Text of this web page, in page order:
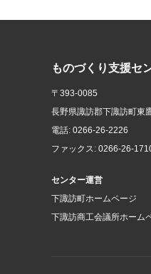
ものづくり支援セ
〒393-0085
長野県諏訪郡下諏訪町東
電話: 0266-26-2226
ファックス: 0266-26-
センター運営
下諏訪町ホームページ
下諏訪商工会議所ホーム